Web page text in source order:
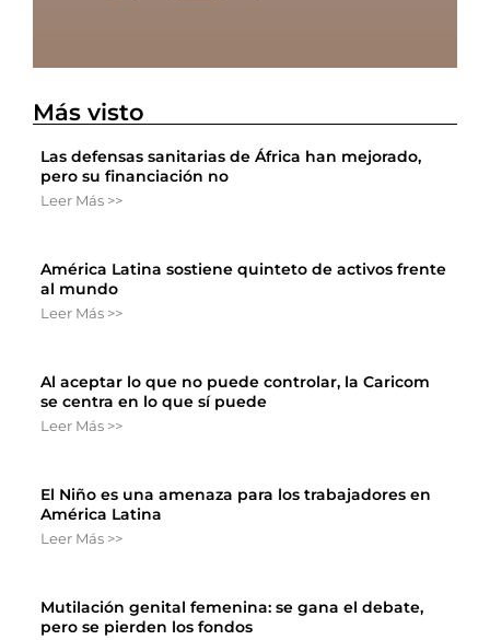
Más visto
Las defensas sanitarias de África han mejorado,
pero su financiación no
Leer Más >>
América Latina sostiene quinteto de activos frente
al mundo
Leer Más >>
Al aceptar lo que no puede controlar, la Caricom
se centra en lo que sí puede
Leer Más >>
El Niño es una amenaza para los trabajadores en
América Latina
Leer Más >>
Mutilación genital femenina: se gana el debate,
pero se pierden los fondos